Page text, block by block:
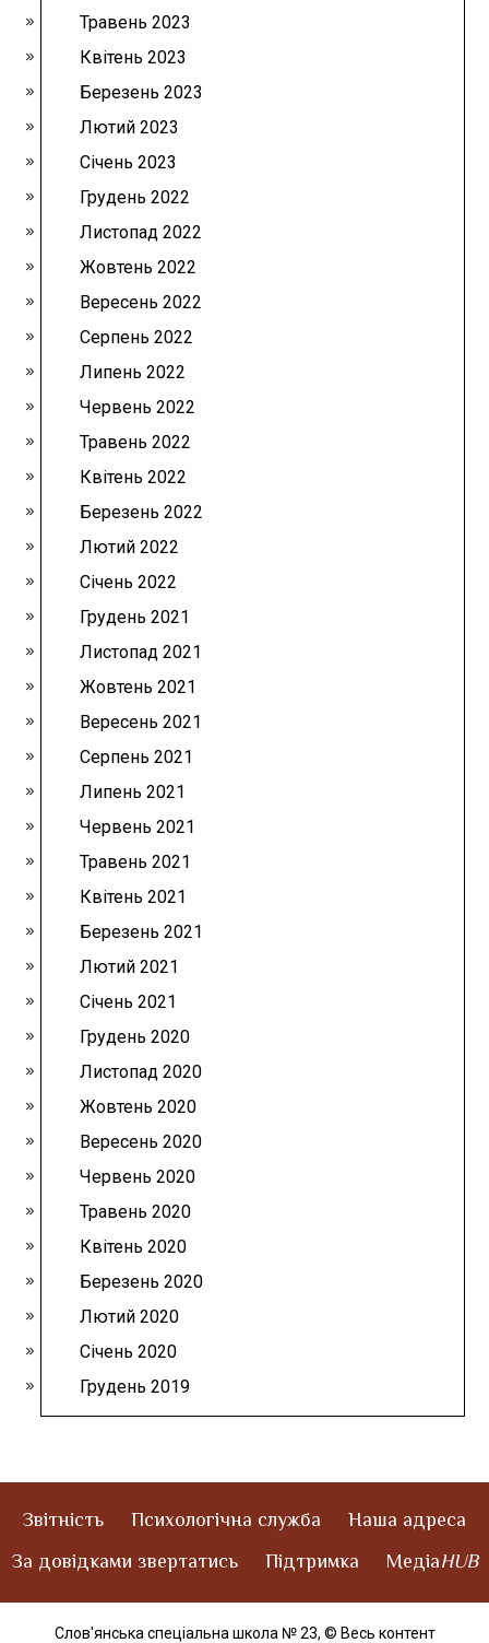
Травень 2023
Квітень 2023
Березень 2023
Лютий 2023
Січень 2023
Грудень 2022
Листопад 2022
Жовтень 2022
Вересень 2022
Серпень 2022
Липень 2022
Червень 2022
Травень 2022
Квітень 2022
Березень 2022
Лютий 2022
Січень 2022
Грудень 2021
Листопад 2021
Жовтень 2021
Вересень 2021
Серпень 2021
Липень 2021
Червень 2021
Травень 2021
Квітень 2021
Березень 2021
Лютий 2021
Січень 2021
Грудень 2020
Листопад 2020
Жовтень 2020
Вересень 2020
Червень 2020
Травень 2020
Квітень 2020
Березень 2020
Лютий 2020
Січень 2020
Грудень 2019
Звітність Психологічна служба
Наша адреса
За довідками звертатись
Підтримка МедіаHUB
Слов'янська спеціальна школа № 23, © Весь контент